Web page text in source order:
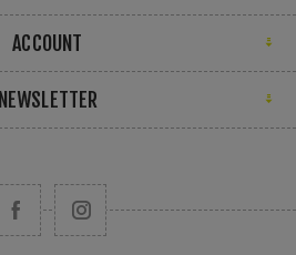
ACCOUNT
NEWSLETTER